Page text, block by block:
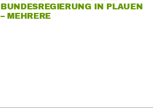
BUNDESREGIERUNG IN PLAUEN
– MEHRERE